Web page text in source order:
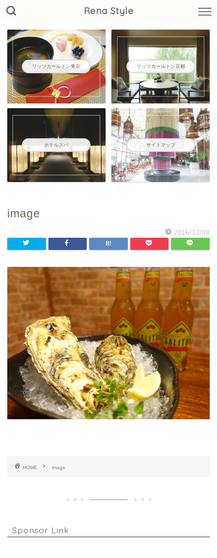
Rena Style
リッツカールトン東京 リッツカールトン京都
ホテルスパ サイトマップ
image
2016/12/09
HOME image
Sponsor Link